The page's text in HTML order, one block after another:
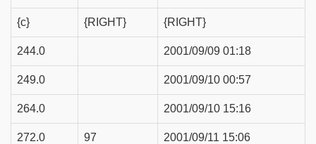
{c} {RIGHT} {RIGHT}
244.0 2001/09/09 01:18
249.0 2001/09/10 00:57
264.0 2001/09/10 15:16
272.0 97 2001/09/11 15:06